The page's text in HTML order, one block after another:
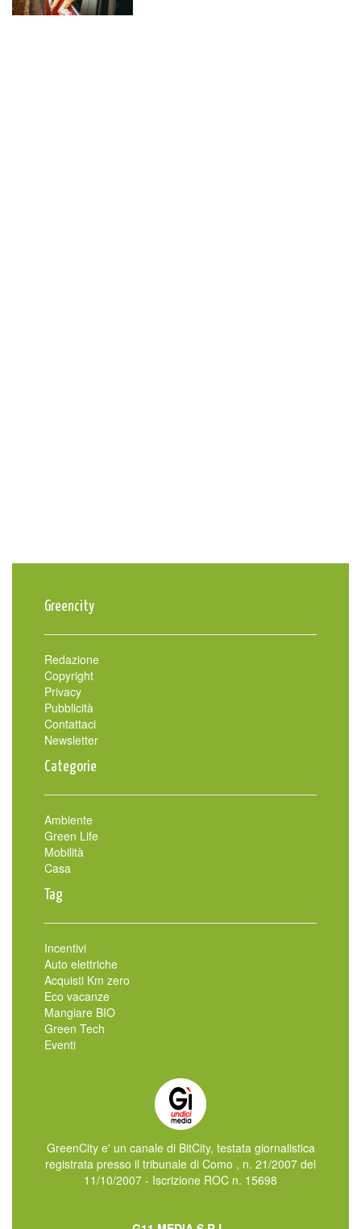
Greencity
Redazione
Copyright
Privacy
Pubblicità
Contattaci
Newsletter
Categorie
Ambiente
Green Life
Mobilità
Casa
Tag
Incentivi
Auto elettriche
Acquisti Km zero
Eco vacanze
Mangiare BIO
Green Tech
Eventi
GreenCity e' un canale di BitCity, testata giornalistica
registrata presso il tribunale di Como , n. 21/2007 del
11/10/2007 - Iscrizione ROC n. 15698